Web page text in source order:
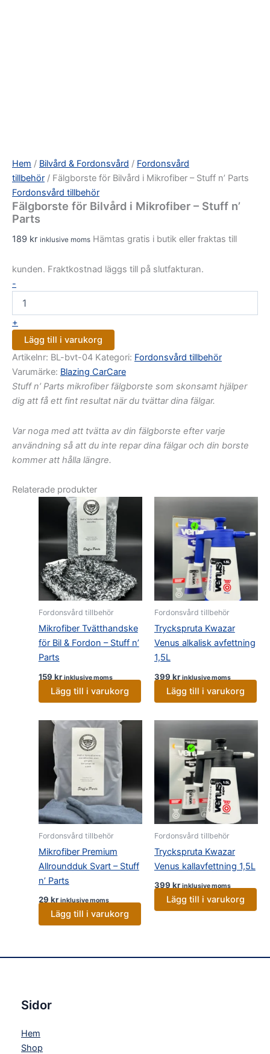
Hem / Bilvård & Fordonsvård / Fordonsvård
tillbehör / Fälgborste för Bilvård i Mikrofiber – Stuff n’ Parts
Fordonsvård tillbehör
Fälgborste för Bilvård i Mikrofiber – Stuff n’
Parts
189 kr inklusive moms Hämtas gratis i butik eller fraktas till
kunden. Fraktkostnad läggs till på slutfakturan.
-
+
Lägg till i varukorg
Artikelnr: BL-bvt-04 Kategori: Fordonsvård tillbehör
Varumärke: Blazing CarCare
Stuff n’ Parts mikrofiber fälgborste som skonsamt hjälper
dig att få ett fint resultat när du tvättar dina fälgar.
Var noga med att tvätta av din fälgborste efter varje
användning så att du inte repar dina fälgar och din borste
kommer att hålla längre.
Relaterade produkter
Fordonsvård tillbehör
Mikrofiber Tvätthandske
för Bil & Fordon – Stuff n’
Parts
159 kr inklusive moms
Lägg till i varukorg
Fordonsvård tillbehör
Tryckspruta Kwazar
Venus alkalisk avfettning
1,5L
399 kr inklusive moms
Lägg till i varukorg
Fordonsvård tillbehör
Mikrofiber Premium
Allroundduk Svart – Stuff
n’ Parts
29 kr inklusive moms
Lägg till i varukorg
Fordonsvård tillbehör
Tryckspruta Kwazar
Venus kallavfettning 1,5L
399 kr inklusive moms
Lägg till i varukorg
Sidor
Hem
Shop